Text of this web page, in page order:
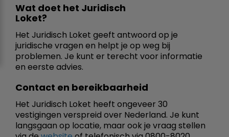
Wat doet het Juridisch
Loket?
Het Juridisch Loket geeft antwoord op je
juridische vragen en helpt je op weg bij
problemen. Je kunt er terecht voor informatie
en eerste advies.
Contact en bereikbaarheid
Het Juridisch Loket heeft ongeveer 30
vestigingen verspreid over Nederland. Je kunt
langsgaan op locatie, maar ook je vraag stellen